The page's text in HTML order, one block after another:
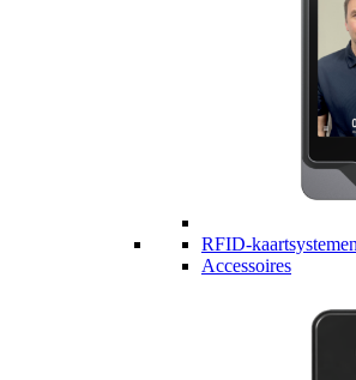
RFID-kaartsystemen
Accessoires